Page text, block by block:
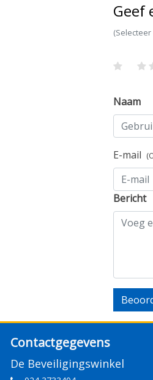
Geef
Naam
E-mail
Bericht
Contactgegevens
De Beveiligingswinkel